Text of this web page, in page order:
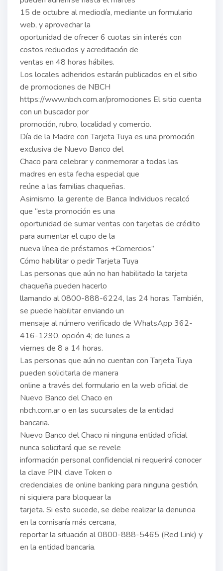
15 de octubre al mediodía, mediante un formulario
web, y aprovechar la
oportunidad de ofrecer 6 cuotas sin interés con
costos reducidos y acreditación de
ventas en 48 horas hábiles.
Los locales adheridos estarán publicados en el sitio
de promociones de NBCH
https://www.nbch.com.ar/promociones El sitio cuenta
con un buscador por
promoción, rubro, localidad y comercio.
Día de la Madre con Tarjeta Tuya es una promoción
exclusiva de Nuevo Banco del
Chaco para celebrar y conmemorar a todas las
madres en esta fecha especial que
reúne a las familias chaqueñas.
Asimismo, la gerente de Banca Individuos recalcó
que “esta promoción es una
oportunidad de sumar ventas con tarjetas de crédito
para aumentar el cupo de la
nueva línea de préstamos +Comercios”
Cómo habilitar o pedir Tarjeta Tuya
Las personas que aún no han habilitado la tarjeta
chaqueña pueden hacerlo
llamando al 0800-888-6224, las 24 horas. También,
se puede habilitar enviando un
mensaje al número verificado de WhatsApp 362-
416-1290, opción 4; de lunes a
viernes de 8 a 14 horas.
Las personas que aún no cuentan con Tarjeta Tuya
pueden solicitarla de manera
online a través del formulario en la web oficial de
Nuevo Banco del Chaco en
nbch.com.ar o en las sucursales de la entidad
bancaria.
Nuevo Banco del Chaco ni ninguna entidad oficial
nunca solicitará que se revele
información personal confidencial ni requerirá conocer
la clave PIN, clave Token o
credenciales de online banking para ninguna gestión,
ni siquiera para bloquear la
tarjeta. Si esto sucede, se debe realizar la denuncia
en la comisaría más cercana,
reportar la situación al 0800-888-5465 (Red Link) y
en la entidad bancaria.